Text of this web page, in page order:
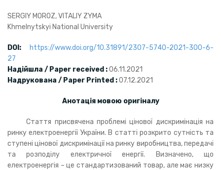
SERGIY MOROZ, VITALIY ZYMA
Khmelnуtskyi National University
DOI :
https://www.doi.org/10.31891/2307-5740-2021-300-6-
27
Надійшла / Paper received :06.11.2021
Надрукована / Paper Printed :07.12.2021
Анотація мовою оригіналу
Стаття присвячена проблемі цінової дискримінація на
ринку електроенергії України. В статті розкрито сутність та
ступені цінової дискримінації на ринку виробництва, передачі
та розподілу електричної енергії. Визначено, що
електроенергія – це стандартизований товар, але має низку